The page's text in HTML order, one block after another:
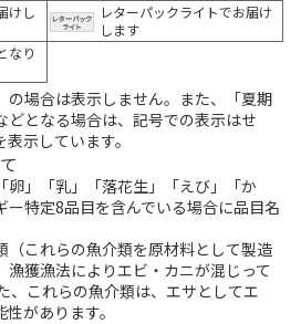
けし
レターパックライトでお届け
します
なり
の場合は表示しません。また、「夏期
どとなる場合は、記号での表示はせ
示しています。
卵」「乳」「落花生」「えび」「か
ー特定8品目を含んでいる場合に品目名
これらの魚介類を原材料として製造
漁獲漁法によりエビ・カニが混じって
、これらの魚介類は、エサとしてエ
があります。